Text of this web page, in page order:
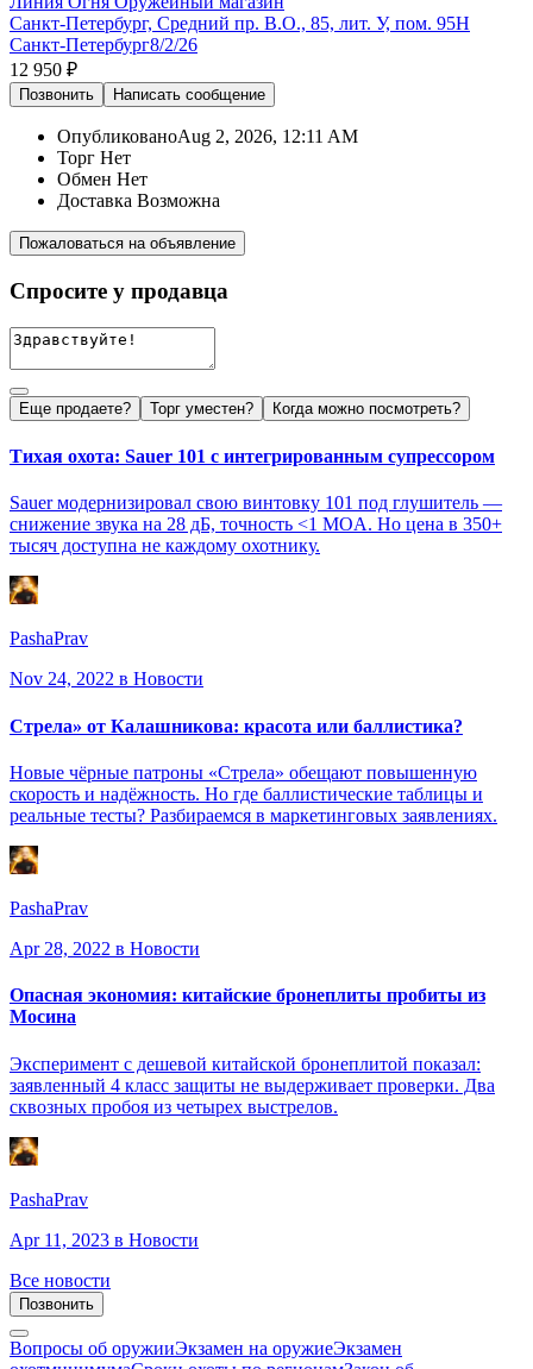
Санкт-Петербург, Средний пр. В.О., 85, лит. У, пом. 95Н
Санкт-Петербург8/2/26
12 950 ₽
Позвонить Написать сообщение
ОпубликованоAug 2, 2026, 12:11 AM
Торг Нет
Обмен Нет
Доставка Возможна
Пожаловаться на объявление
Спросите у продавца
Еще продаете? Торг уместен? Когда можно посмотреть?
Тихая охота: Sauer 101 с интегрированным супрессором
Sauer модернизировал свою винтовку 101 под глушитель —
снижение звука на 28 дБ, точность <1 MOA. Но цена в 350+
тысяч доступна не каждому охотнику.
PashaPrav
Nov 24, 2022 в Новости
Стрела» от Калашникова: красота или баллистика?
Новые чёрные патроны «Стрела» обещают повышенную
скорость и надёжность. Но где баллистические таблицы и
реальные тесты? Разбираемся в маркетинговых заявлениях.
PashaPrav
Apr 28, 2022 в Новости
Опасная экономия: китайские бронеплиты пробиты из
Мосина
Эксперимент с дешевой китайской бронеплитой показал:
заявленный 4 класс защиты не выдерживает проверки. Два
сквозных пробоя из четырех выстрелов.
PashaPrav
Apr 11, 2023 в Новости
Все новости
Позвонить
Вопросы об оружииЭкзамен на оружиеЭкзамен